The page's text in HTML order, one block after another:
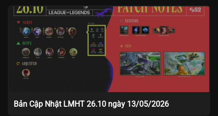
Bản Cập Nhật LMHT 26.10 ngày 13/05/2026